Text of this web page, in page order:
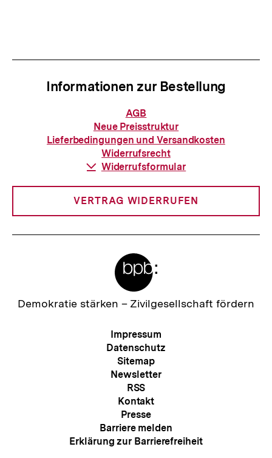
Informationen zur Bestellung
Informationen
zur
Bestellung
AGB
Neue Preisstruktur
Lieferbedingungen und Versandkosten
Widerrufsrecht
Download-
Widerrufsformular
VERTRAG WIDERRUFEN
Zur
Demokratie stärken – Zivilgesellschaft fördern
Meta-
Navigation
Impressum
Datenschutz
Sitemap
Newsletter
RSS
Kontakt
Presse
Barriere melden
Erklärung zur Barrierefreiheit